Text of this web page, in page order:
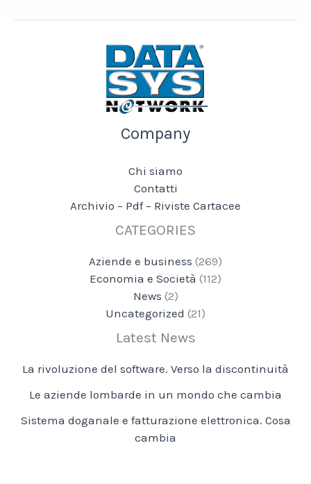
Company
Chi siamo
Contatti
Archivio – Pdf – Riviste Cartacee
CATEGORIES
Aziende e business (269)
Economia e Società (112)
News (2)
Uncategorized (21)
Latest News
La rivoluzione del software. Verso la discontinuità
Le aziende lombarde in un mondo che cambia
Sistema doganale e fatturazione elettronica. Cosa
cambia